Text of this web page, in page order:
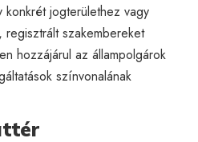
jogterülethez vagy
szakembereket
hozzájárul az állampolgárok
színvonalának